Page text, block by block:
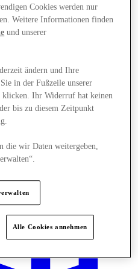
Cookies werden nur
Weitere Informationen finden
und unserer
ändern und Ihre
in der Fußzeile unserer
klicken. Ihr Widerruf hat keinen
bis zu diesem Zeitpunkt
die wir Daten weitergeben,
Alle Cookies annehmen